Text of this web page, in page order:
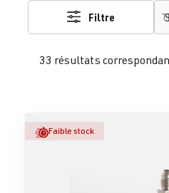
33 résultats
Filtre
Faible stock